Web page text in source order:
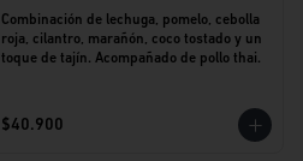
Combinación de lechuga, pomelo, cebolla
roja, cilantro, marañón, coco tostado y un
toque de tajín. Acompañado de pollo thai.
$40.900